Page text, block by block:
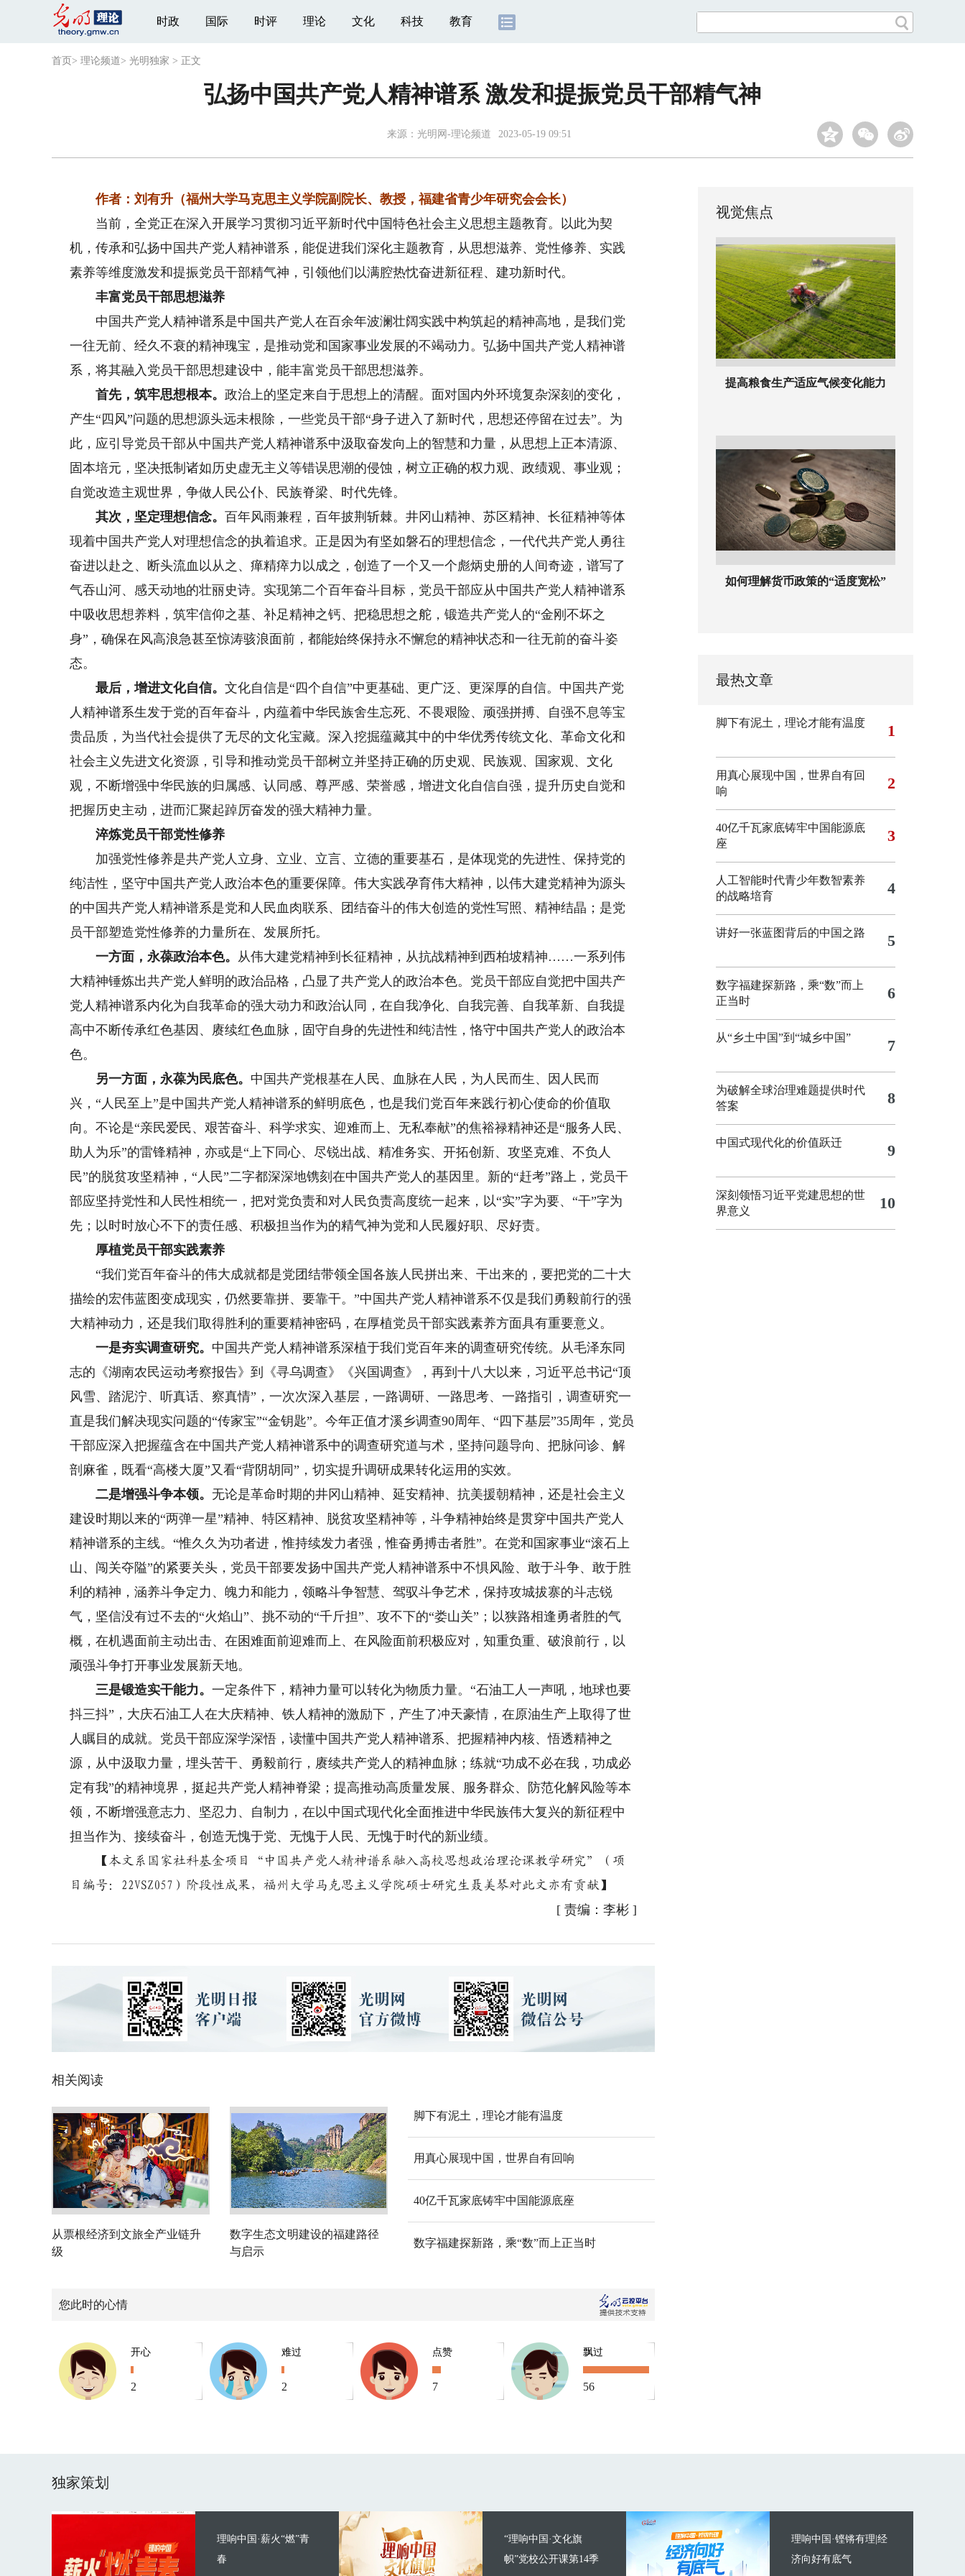
时政 国际 时评 理论 文化 科技 教育
首页 > 理论频道> 光明独家 > 正文
弘扬中国共产党人精神谱系 激发和提振党员干部精气神
来源： 光明网-理论频道 2023-05-19 09:51
作者：刘有升（福州大学马克思主义学院副院长、教授，福建省青少年研究会会长）
当前，全党正在深入开展学习贯彻习近平新时代中国特色社会主义思想主题教育。以此为契
机，传承和弘扬中国共产党人精神谱系，能促进我们深化主题教育，从思想滋养、党性修养、实践
素养等维度激发和提振党员干部精气神，引领他们以满腔热忱奋进新征程、建功新时代。
丰富党员干部思想滋养
中国共产党人精神谱系是中国共产党人在百余年波澜壮阔实践中构筑起的精神高地，是我们党
一往无前、经久不衰的精神瑰宝，是推动党和国家事业发展的不竭动力。弘扬中国共产党人精神谱
系，将其融入党员干部思想建设中，能丰富党员干部思想滋养。
首先，筑牢思想根本。政治上的坚定来自于思想上的清醒。面对国内外环境复杂深刻的变化，
产生“四风”问题的思想源头远未根除，一些党员干部“身子进入了新时代，思想还停留在过去”。为
此，应引导党员干部从中国共产党人精神谱系中汲取奋发向上的智慧和力量，从思想上正本清源、
固本培元，坚决抵制诸如历史虚无主义等错误思潮的侵蚀，树立正确的权力观、政绩观、事业观；
自觉改造主观世界，争做人民公仆、民族脊梁、时代先锋。
其次，坚定理想信念。百年风雨兼程，百年披荆斩棘。井冈山精神、苏区精神、长征精神等体
现着中国共产党人对理想信念的执着追求。正是因为有坚如磐石的理想信念，一代代共产党人勇往
奋进以赴之、断头流血以从之、瘅精瘁力以成之，创造了一个又一个彪炳史册的人间奇迹，谱写了
气吞山河、感天动地的壮丽史诗。实现第二个百年奋斗目标，党员干部应从中国共产党人精神谱系
中吸收思想养料，筑牢信仰之基、补足精神之钙、把稳思想之舵，锻造共产党人的“金刚不坏之
身”，确保在风高浪急甚至惊涛骇浪面前，都能始终保持永不懈怠的精神状态和一往无前的奋斗姿
态。
最后，增进文化自信。文化自信是“四个自信”中更基础、更广泛、更深厚的自信。中国共产党
人精神谱系生发于党的百年奋斗，内蕴着中华民族舍生忘死、不畏艰险、顽强拼搏、自强不息等宝
贵品质，为当代社会提供了无尽的文化宝藏。深入挖掘蕴藏其中的中华优秀传统文化、革命文化和
社会主义先进文化资源，引导和推动党员干部树立并坚持正确的历史观、民族观、国家观、文化
观，不断增强中华民族的归属感、认同感、尊严感、荣誉感，增进文化自信自强，提升历史自觉和
把握历史主动，进而汇聚起踔厉奋发的强大精神力量。
淬炼党员干部党性修养
加强党性修养是共产党人立身、立业、立言、立德的重要基石，是体现党的先进性、保持党的
纯洁性，坚守中国共产党人政治本色的重要保障。伟大实践孕育伟大精神，以伟大建党精神为源头
的中国共产党人精神谱系是党和人民血肉联系、团结奋斗的伟大创造的党性写照、精神结晶；是党
员干部塑造党性修养的力量所在、发展所托。
一方面，永葆政治本色。 从伟大建党精神到长征精神，从抗战精神到西柏坡精神……一系列伟
大精神锤炼出共产党人鲜明的政治品格，凸显了共产党人的政治本色。党员干部应自觉把中国共产
党人精神谱系内化为自我革命的强大动力和政治认同，在自我净化、自我完善、自我革新、自我提
高中不断传承红色基因、赓续红色血脉，固守自身的先进性和纯洁性，恪守中国共产党人的政治本
色。
另一方面，永葆为民底色。 中国共产党根基在人民、血脉在人民，为人民而生、因人民而
兴，“人民至上”是中国共产党人精神谱系的鲜明底色，也是我们党百年来践行初心使命的价值取
向。不论是“亲民爱民、艰苦奋斗、科学求实、迎难而上、无私奉献”的焦裕禄精神还是“服务人民、
助人为乐”的雷锋精神，亦或是“上下同心、尽锐出战、精准务实、开拓创新、攻坚克难、不负人
民”的脱贫攻坚精神，“人民”二字都深深地镌刻在中国共产党人的基因里。新的“赶考”路上，党员干
部应坚持党性和人民性相统一，把对党负责和对人民负责高度统一起来，以“实”字为要、“干”字为
先；以时时放心不下的责任感、积极担当作为的精气神为党和人民履好职、尽好责。
厚植党员干部实践素养
“我们党百年奋斗的伟大成就都是党团结带领全国各族人民拼出来、干出来的，要把党的二十大
描绘的宏伟蓝图变成现实，仍然要靠拼、要靠干。”中国共产党人精神谱系不仅是我们勇毅前行的强
大精神动力，还是我们取得胜利的重要精神密码，在厚植党员干部实践素养方面具有重要意义。
一是夯实调查研究。 中国共产党人精神谱系深植于我们党百年来的调查研究传统。从毛泽东同
志的《湖南农民运动考察报告》到《寻乌调查》《兴国调查》，再到十八大以来，习近平总书记“顶
风雪、踏泥泞、听真话、察真情”，一次次深入基层，一路调研、一路思考、一路指引，调查研究一
直是我们解决现实问题的“传家宝”“金钥匙”。今年正值才溪乡调查90周年、“四下基层”35周年，党员
干部应深入把握蕴含在中国共产党人精神谱系中的调查研究道与术，坚持问题导向、把脉问诊、解
剖麻雀，既看“高楼大厦”又看“背阴胡同”，切实提升调研成果转化运用的实效。
二是增强斗争本领。 无论是革命时期的井冈山精神、延安精神、抗美援朝精神，还是社会主义
建设时期以来的“两弹一星”精神、特区精神、脱贫攻坚精神等，斗争精神始终是贯穿中国共产党人
精神谱系的主线。“惟久久为功者进，惟持续发力者强，惟奋勇搏击者胜”。在党和国家事业“滚石上
山、闯关夺隘”的紧要关头，党员干部要发扬中国共产党人精神谱系中不惧风险、敢于斗争、敢于胜
利的精神，涵养斗争定力、魄力和能力，领略斗争智慧、驾驭斗争艺术，保持攻城拔寨的斗志锐
气，坚信没有过不去的“火焰山”、挑不动的“千斤担”、攻不下的“娄山关”；以狭路相逢勇者胜的气
概，在机遇面前主动出击、在困难面前迎难而上、在风险面前积极应对，知重负重、破浪前行，以
顽强斗争打开事业发展新天地。
三是锻造实干能力。一定条件下，精神力量可以转化为物质力量。“石油工人一声吼，地球也要
抖三抖”，大庆石油工人在大庆精神、铁人精神的激励下，产生了冲天豪情，在原油生产上取得了世
人瞩目的成就。党员干部应深学深悟，读懂中国共产党人精神谱系、把握精神内核、悟透精神之
源，从中汲取力量，埋头苦干、勇毅前行，赓续共产党人的精神血脉；练就“功成不必在我，功成必
定有我”的精神境界，挺起共产党人精神脊梁；提高推动高质量发展、服务群众、防范化解风险等本
领，不断增强意志力、坚忍力、自制力，在以中国式现代化全面推进中华民族伟大复兴的新征程中
担当作为、接续奋斗，创造无愧于党、无愧于人民、无愧于时代的新业绩。
【本文系国家社科基金项目“中国共产党人精神谱系融入高校思想政治理论课教学研究”（项
目编号：22VSZ057）阶段性成果，福州大学马克思主义学院硕士研究生聂美琴对此文亦有贡献】
[ 责编：李彬]
相关阅读
从票根经济到文旅全产业链升
级
数字生态文明建设的福建路径
与启示
脚下有泥土，理论才能有温度
用真心展现中国，世界自有回响
40亿千瓦家底铸牢中国能源底座
数字福建探新路，乘“数”而上正当时
您此时的心情
开心
2
难过
2
点赞
7
飘过
56
视觉焦点
提高粮食生产适应气候变化能力
如何理解货币政策的“适度宽松”
最热文章
脚下有泥土，理论才能有温度 1
用真心展现中国，世界自有回
响
2
40亿千瓦家底铸牢中国能源底
座
3
人工智能时代青少年数智素养
的战略培育
4
讲好一张蓝图背后的中国之路 5
数字福建探新路，乘“数”而上
正当时
6
从“乡土中国”到“城乡中国” 7
为破解全球治理难题提供时代
答案
8
中国式现代化的价值跃迁 9
深刻领悟习近平党建思想的世
界意义
10
独家策划
理响中国·薪火“燃”青
春
“理响中国·文化旗
帜”党校公开课第14季
理响中国·铿锵有理|经
济向好有底气